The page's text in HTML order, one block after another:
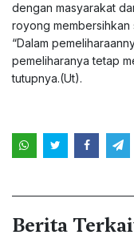
dengan masyarakat
royong
“Dalam
pemeliharanya tetap
tutupnya.(Ut).
Berita